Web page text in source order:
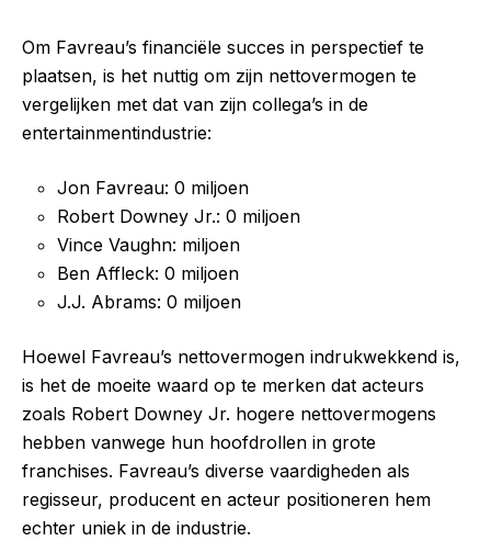
Om Favreau’s financiële succes in perspectief te
plaatsen, is het nuttig om zijn nettovermogen te
vergelijken met dat van zijn collega’s in de
entertainmentindustrie:
Jon Favreau: 0 miljoen
Robert Downey Jr.: 0 miljoen
Vince Vaughn: miljoen
Ben Affleck: 0 miljoen
J.J. Abrams: 0 miljoen
Hoewel Favreau’s nettovermogen indrukwekkend is,
is het de moeite waard op te merken dat acteurs
zoals Robert Downey Jr. hogere nettovermogens
hebben vanwege hun hoofdrollen in grote
franchises. Favreau’s diverse vaardigheden als
regisseur, producent en acteur positioneren hem
echter uniek in de industrie.